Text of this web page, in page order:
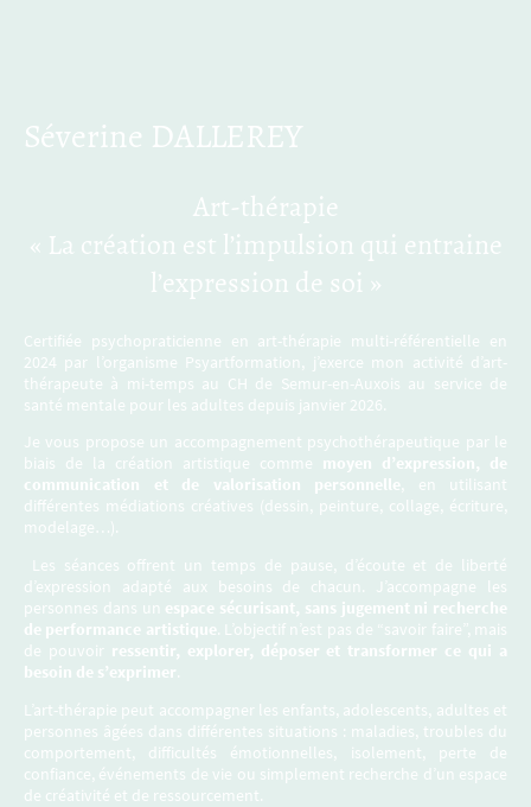
Séverine DALLEREY
Art-thérapie
« La création est l’impulsion qui entraine
l’expression de soi »
Certifiée psychopraticienne en art-thérapie multi-référentielle en
2024 par l’organisme Psyartformation, j’exerce mon activité d’art-
thérapeute à mi-temps au CH de Semur-en-Auxois au service de
santé mentale pour les adultes depuis janvier 2026.
Je vous propose un accompagnement psychothérapeutique par le
biais de la création artistique comme moyen d’expression, de
communication et de valorisation personnelle , en utilisant
différentes médiations créatives (dessin, peinture, collage, écriture,
modelage…).
Les séances offrent un temps de pause, d’écoute et de liberté
d’expression adapté aux besoins de chacun. J’accompagne les
personnes dans un espace sécurisant, sans jugement ni recherche
de performance artistique . L’objectif n’est pas de “savoir faire”, mais
de pouvoir ressentir, explorer, déposer et transformer ce qui a
besoin de s’exprimer
L’art-thérapie peut accompagner les enfants, adolescents, adultes et
personnes âgées dans différentes situations : maladies, troubles du
comportement, difficultés émotionnelles, isolement, perte de
confiance, événements de vie ou simplement recherche d’un espace
de créativité et de ressourcement.